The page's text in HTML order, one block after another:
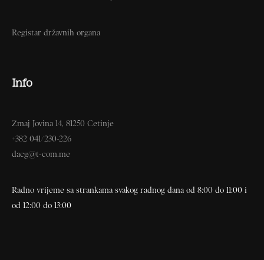
Registar državnih organa
Info
Zmaj Jovina 14, 81250 Cetinje
+382 041/230-226
dacg@t-com.me
Radno vrijeme sa strankama svakog radnog dana od 8:00 do 11:00 i
od 12:00 do 13:00